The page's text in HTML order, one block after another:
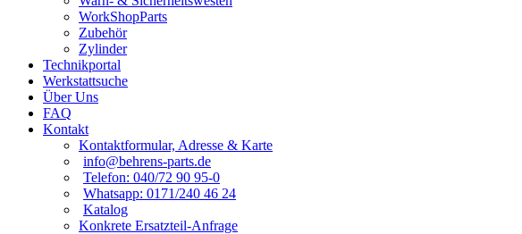
WorkShopParts
Zubehör
Zylinder
Technikportal
Werkstattsuche
Über Uns
FAQ
Kontakt
Kontaktformular, Adresse & Karte
info@behrens-parts.de
Telefon: 040/72 90 95-0
Whatsapp: 0171/240 46 24
Katalog
Konkrete Ersatzteil-Anfrage